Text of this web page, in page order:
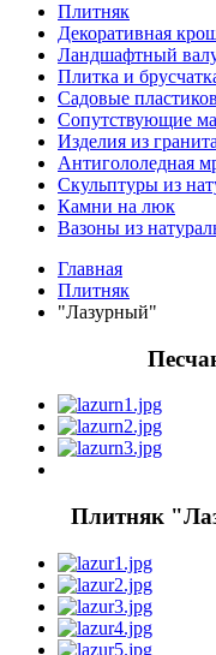
Плитняк
Декоративная
Ландшафтный
Плитка и
Садовые
Сопутствующие
Изделия из гранита
Антигололедная
Скульптуры из
Камни на люк
Вазоны из
Главная
Плитняк
"Лазурный"
Плитняк